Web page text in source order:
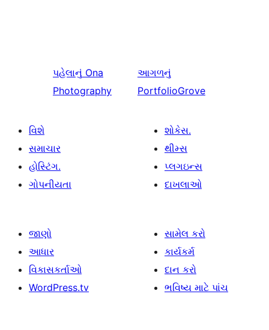
પહેલાનું Ona
Photography
આગળનું
PortfolioGrove
વિશે
સમાચાર
હોસ્ટિંગ.
ગોપનીયતા
શોકેસ.
થીમ્સ
પ્લગઇન્સ
દાખલાઓ
જાણો
આધાર
વિકાસકર્તાઓ
WordPress.tv
સામેલ કરો
કાર્યકર્મ
દાન કરો
ભવિષ્ય માટે પાંચ